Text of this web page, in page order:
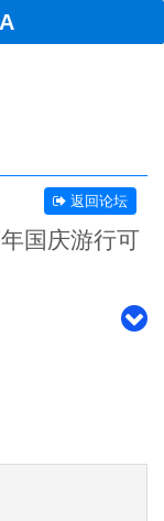
返回论坛
国庆游行可